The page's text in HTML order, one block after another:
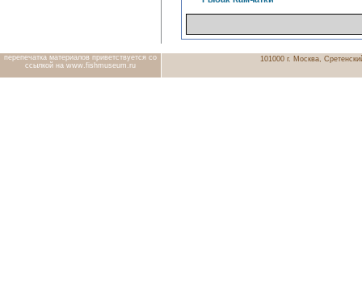
перепечатка материалов приветствуется со
ссылкой на www.fishmuseum.ru
101000 г. Москва,